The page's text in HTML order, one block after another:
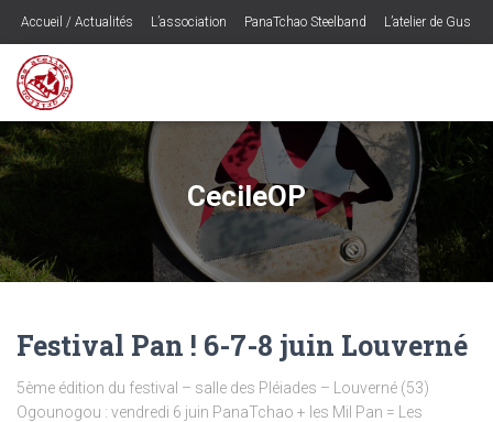
Accueil / Actualités L’association PanaTchao Steelband L’atelier de Gus
Espace Adhérents
CecileOP
Festival Pan ! 6-7-8 juin Louverné
5ème édition du festival – salle des Pléiades – Louverné (53)
Ogounogou : vendredi 6 juin PanaTchao + les Mil Pan = Les